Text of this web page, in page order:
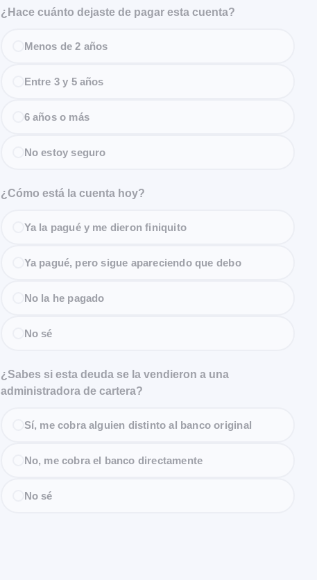
¿Hace cuánto dejaste de pagar esta cuenta?
Menos de 2 años
Entre 3 y 5 años
6 años o más
No estoy seguro
¿Cómo está la cuenta hoy?
Ya la pagué y me dieron finiquito
Ya pagué, pero sigue apareciendo que debo
No la he pagado
No sé
¿Sabes si esta deuda se la vendieron a una
administradora de cartera?
Sí, me cobra alguien distinto al banco original
No, me cobra el banco directamente
No sé